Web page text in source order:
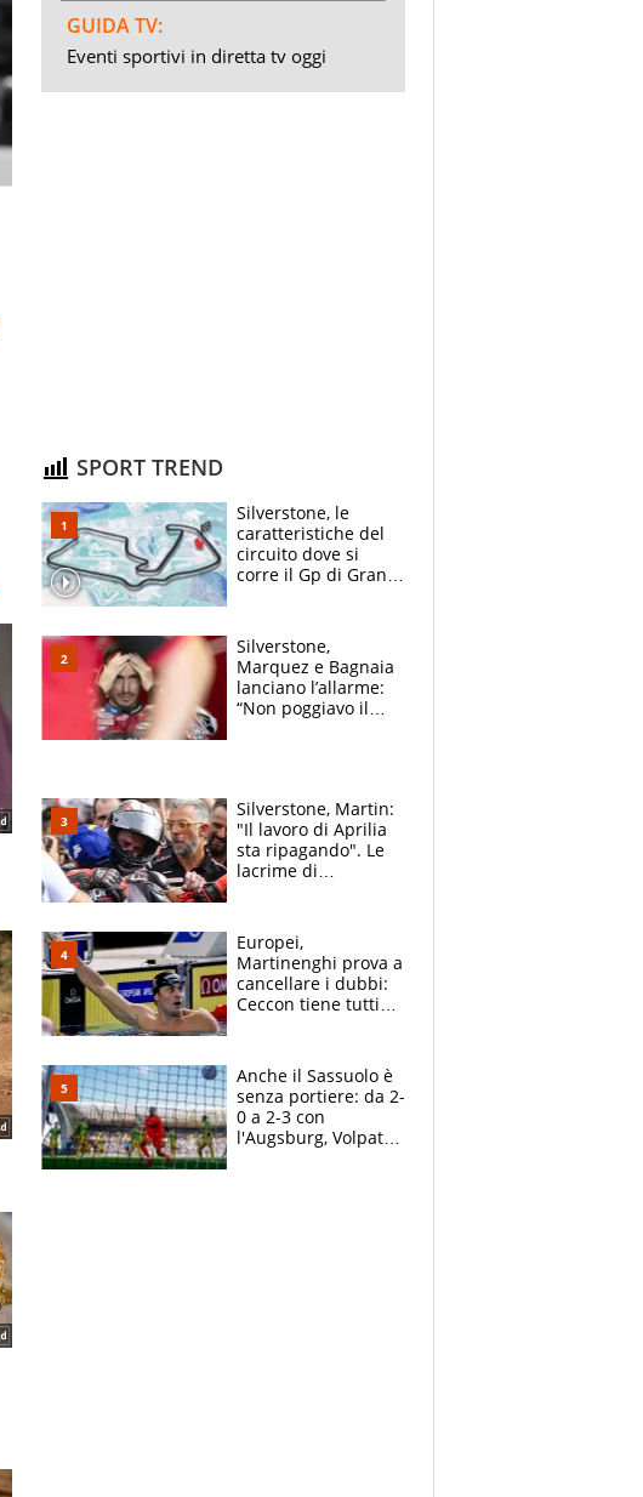
GUIDA TV:
Eventi sportivi in diretta tv oggi
SPORT TREND
Silverstone, le
caratteristiche del
circuito dove si
corre il Gp di Gran
Silverstone,
Marquez e Bagnaia
lanciano l’allarme:
“Non poggiavo il
Silverstone, Martin:
"Il lavoro di Aprilia
sta ripagando". Le
lacrime di
la gara domani"
Europei,
Martinenghi prova a
cancellare i dubbi:
Ceccon tiene tutti
Curtis
Anche il Sassuolo è
senza portiere: da 2-
0 a 2-3 con
l'Augsburg, Volpato